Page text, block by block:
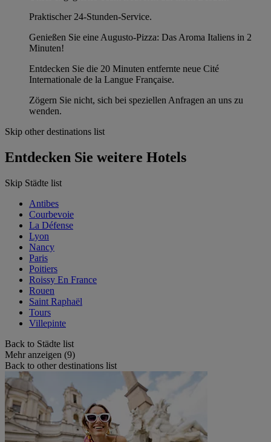
Praktischer 24-Stunden-Service.
Genießen Sie eine Augusto-Pizza: Das Aroma Italiens in 2
Minuten!
Entdecken Sie die 20 Minuten entfernte neue Cité
Internationale de la Langue Française.
Zögern Sie nicht, sich bei speziellen Anfragen an uns zu
wenden.
Skip other destinations list
Entdecken Sie weitere Hotels
Skip Städte list
Antibes
Courbevoie
La Défense
Lyon
Nancy
Paris
Poitiers
Roissy En France
Rouen
Saint Raphaël
Tours
Villepinte
Back to Städte list
Mehr anzeigen (9)
Back to other destinations list